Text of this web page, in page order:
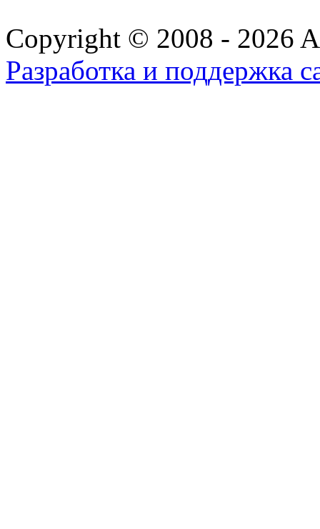
Copyright © 2008 - 2026
Разработка и поддержка